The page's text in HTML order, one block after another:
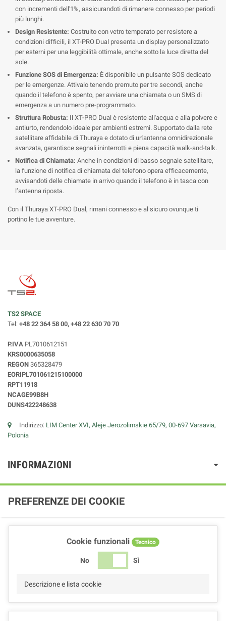
con incrementi dell'1%, assicurandoti di rimanere connesso per periodi
più lunghi.
Design Resistente: Costruito con vetro temperato per resistere a
condizioni difficili, il XT-PRO Dual presenta un display personalizzato
per esterni per una leggibilità ottimale, anche sotto la luce diretta del
sole.
Funzione SOS di Emergenza: È disponibile un pulsante SOS dedicato
per le emergenze. Attivalo tenendo premuto per tre secondi, anche
quando il telefono è spento, per avviare una chiamata o un SMS di
emergenza a un numero pre-programmato.
Struttura Robusta: Il XT-PRO Dual è resistente all'acqua e alla polvere e
antiurto, rendendolo ideale per ambienti estremi. Supportato dalla rete
satellitare affidabile di Thuraya e dotato di un'antenna omnidirezionale
avanzata, garantisce segnali ininterrotti e piena capacità walk-and-talk.
Notifica di Chiamata: Anche in condizioni di basso segnale satellitare,
la funzione di notifica di chiamata del telefono opera efficacemente,
avvisandoti delle chiamate in arrivo quando il telefono è in tasca con
l’antenna riposta.
Con il Thuraya XT-PRO Dual, rimani connesso e al sicuro ovunque ti
portino le tue avventure.
TS2 SPACE
Tel: +48 22 364 58 00, +48 22 630 70 70
P.IVA PL7010612151
KRS0000635058
REGON 365328479
EORIPL701061215100000
RPT11918
NCAGE99B8H
DUNS422248638
Indirizzo: LIM Center XVI, Aleje Jerozolimskie 65/79, 00-697 Varsavia,
Polonia
INFORMAZIONI
PREFERENZE DEI COOKIE
Cookie funzionali Tecnico
No Sì
Descrizione e lista cookie